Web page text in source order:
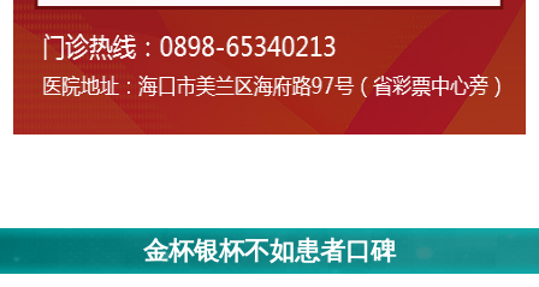
金杯银杯不如患者口碑